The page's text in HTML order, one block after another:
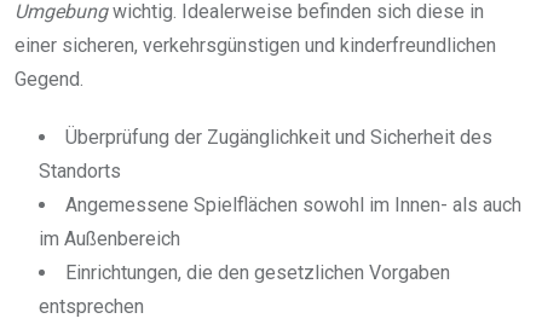
Umgebungwichtig. Idealerweise befinden sich diese in
einer sicheren, verkehrsgünstigen und kinderfreundlichen
Gegend.
Überprüfung der Zugänglichkeit und Sicherheit des
Standorts
Angemessene Spielflächen sowohl im Innen- als auch
im Außenbereich
Einrichtungen, die den gesetzlichen Vorgaben
entsprechen